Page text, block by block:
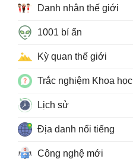
Danh nhân thế giới
1001 bí ẩn
Kỳ quan thế giới
Trắc nghiệm Khoa học
Lịch sử
Địa danh nổi tiếng
Công nghệ mới